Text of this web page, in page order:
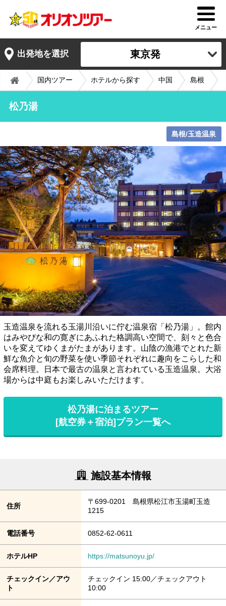
メニュー
出発地を選択 東京発
国内ツアー ホテルから探す 中国 島根
松乃湯
島根/玉造温泉
玉造温泉を流れる玉湯川沿いに佇む温泉宿「松乃湯」。館内
はみやびな和の寛ぎにあふれた格調高い空間で、刻々と色合
いを変えてゆくまがたまがあります。山陰の漁港でとれた新
鮮な魚介と旬の野菜を使い季節それぞれに趣向をこらした和
会席料理。日本で最古の温泉と言われている玉造温泉。大浴
場からは中庭もお楽しみいただけます。
松乃湯に泊まるツアー
[航空券＋宿泊]プラン一覧へ
施設基本情報
住所
〒699-0201 島根県松江市玉湯町玉造
1215
電話番号 0852-62-0611
ホテルHP https://matsunoyu.jp/
チェックイン／アウ
ト
チェックイン 15:00／チェックアウト
10:00